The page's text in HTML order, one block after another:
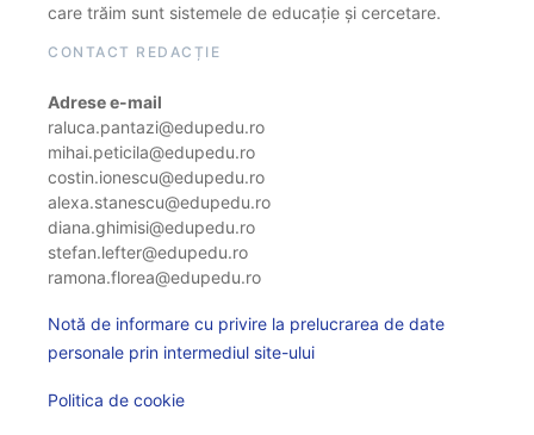
care trăim sunt sistemele de educație și cercetare.
CONTACT REDACȚIE
Adrese e-mail
raluca.pantazi@edupedu.ro
mihai.peticila@edupedu.ro
costin.ionescu@edupedu.ro
alexa.stanescu@edupedu.ro
diana.ghimisi@edupedu.ro
stefan.lefter@edupedu.ro
ramona.florea@edupedu.ro
Notă de informare cu privire la prelucrarea de date
personale prin intermediul site-ului
Politica de cookie